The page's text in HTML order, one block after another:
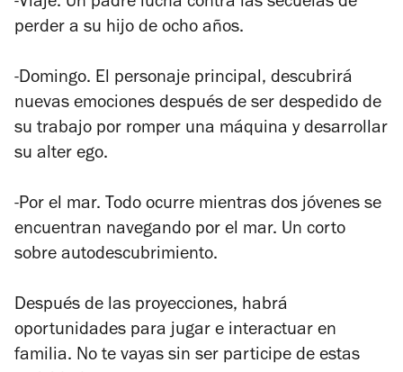
-Viaje. Un padre lucha contra las secuelas de
perder a su hijo de ocho años.
-Domingo. El personaje principal, descubrirá
nuevas emociones después de ser despedido de
su trabajo por romper una máquina y desarrollar
su alter ego.
-Por el mar. Todo ocurre mientras dos jóvenes se
encuentran navegando por el mar. Un corto
sobre autodescubrimiento.
Después de las proyecciones, habrá
oportunidades para jugar e interactuar en
familia. No te vayas sin ser participe de estas